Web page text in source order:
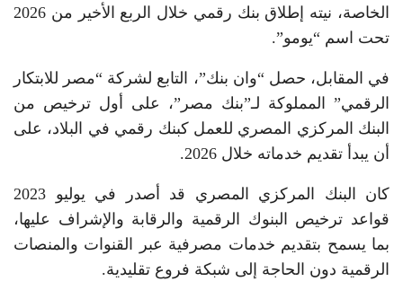
الخاصة، نيته إطلاق بنك رقمي خلال الربع الأخير من 2026
تحت اسم “يومو”.
في المقابل، حصل “وان بنك”، التابع لشركة “مصر للابتكار
الرقمي” المملوكة لـ”بنك مصر”، على أول ترخيص من
البنك المركزي المصري للعمل كبنك رقمي في البلاد، على
أن يبدأ تقديم خدماته خلال 2026.
كان البنك المركزي المصري قد أصدر في يوليو 2023
قواعد ترخيص البنوك الرقمية والرقابة والإشراف عليها،
بما يسمح بتقديم خدمات مصرفية عبر القنوات والمنصات
الرقمية دون الحاجة إلى شبكة فروع تقليدية.